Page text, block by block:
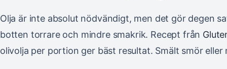
Olja är inte absolut nödvändigt, men det gör degen
botten torrare och mindre smakrik. Recept från
olivolja per portion ger bäst resultat. Smält smör eller